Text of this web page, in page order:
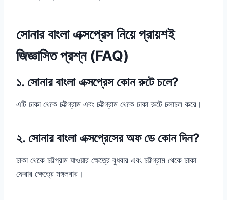
সোনার বাংলা এক্সপ্রেস নিয়ে প্রায়শই
জিজ্ঞাসিত প্রশ্ন (FAQ)
১. সোনার বাংলা এক্সপ্রেস কোন রুটে চলে?
এটি ঢাকা থেকে চট্টগ্রাম এবং চট্টগ্রাম থেকে ঢাকা রুটে চলাচল করে।
২. সোনার বাংলা এক্সপ্রেসের অফ ডে কোন দিন?
ঢাকা থেকে চট্টগ্রাম যাওয়ার ক্ষেত্রে বুধবার এবং চট্টগ্রাম থেকে ঢাকা
ফেরার ক্ষেত্রে মঙ্গলবার।